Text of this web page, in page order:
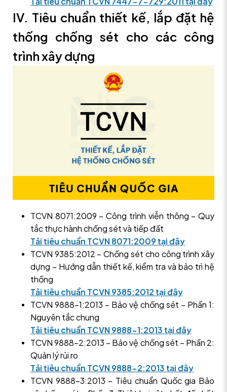
IV. Tiêu chuẩn thiết kế, lắp đặt hệ
thống chống sét cho các công
trình xây dựng
TCVN 8071:2009 – Công trình viễn thông – Quy
tắc thực hành chống sét và tiếp đất
Tải tiêu chuẩn TCVN 8071:2009 tại đây
TCVN 9385:2012 – Chống sét cho công trình xây
dựng – Hướng dẫn thiết kế, kiểm tra và bảo trì hệ
thống
Tải tiêu chuẩn TCVN 9385:2012 tại đây
TCVN 9888-1:2013 – Bảo vệ chống sét – Phần 1:
Nguyên tắc chung
Tải tiêu chuẩn TCVN 9888-1:2013 tại đây
TCVN 9888-2:2013 – Bảo vệ chống sét – Phần 2:
Quản lý rủi ro
Tải tiêu chuẩn TCVN 9888-2:2013 tại đây
TCVN 9888-3:2013 – Tiêu chuẩn Quốc gia Bảo